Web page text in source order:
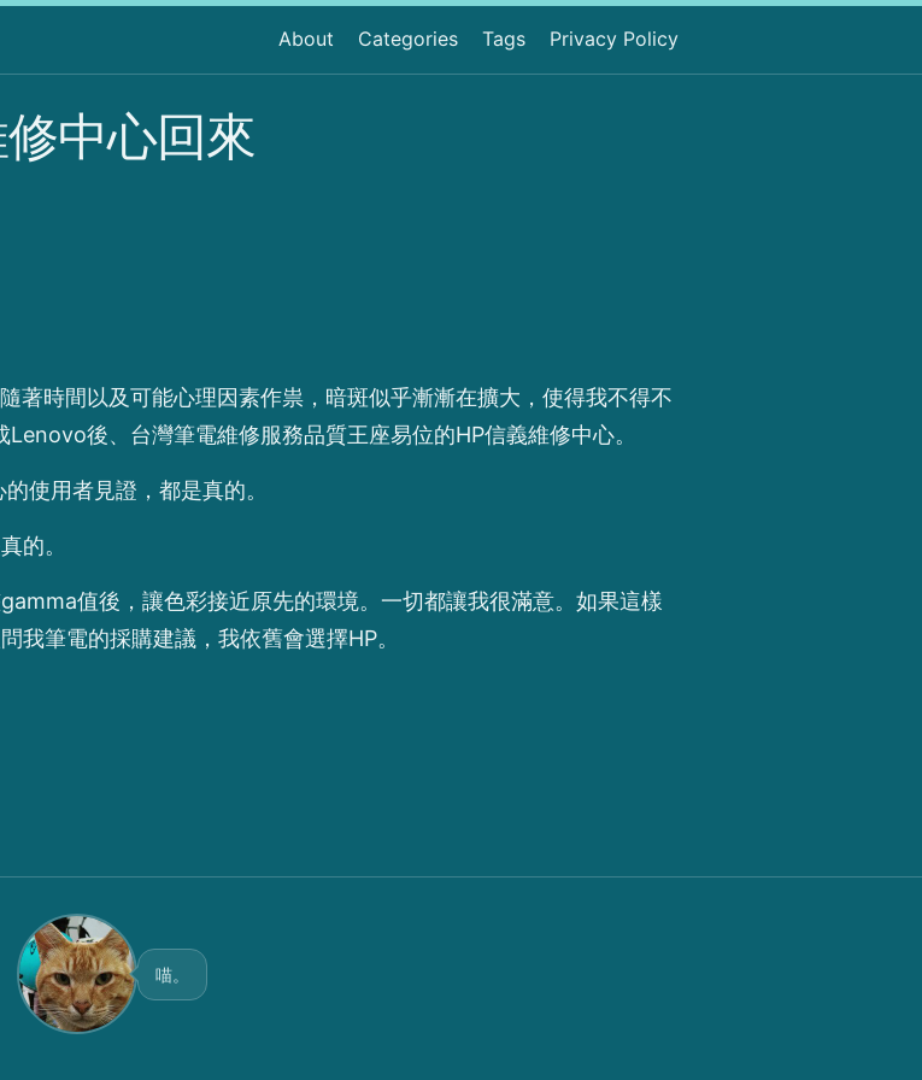
About Categories Tags Privacy Policy
中心回來
著時間以及可能心理因素作祟，暗斑似乎漸漸在擴大，使得我不得不
後、台灣筆電維修服務品質王座易位的HP信義維修中心。
使用者見證，都是真的。
的。
值後，讓色彩接近原先的環境。一切都讓我很滿意。如果這樣
我筆電的採購建議，我依舊會選擇HP。
喵。